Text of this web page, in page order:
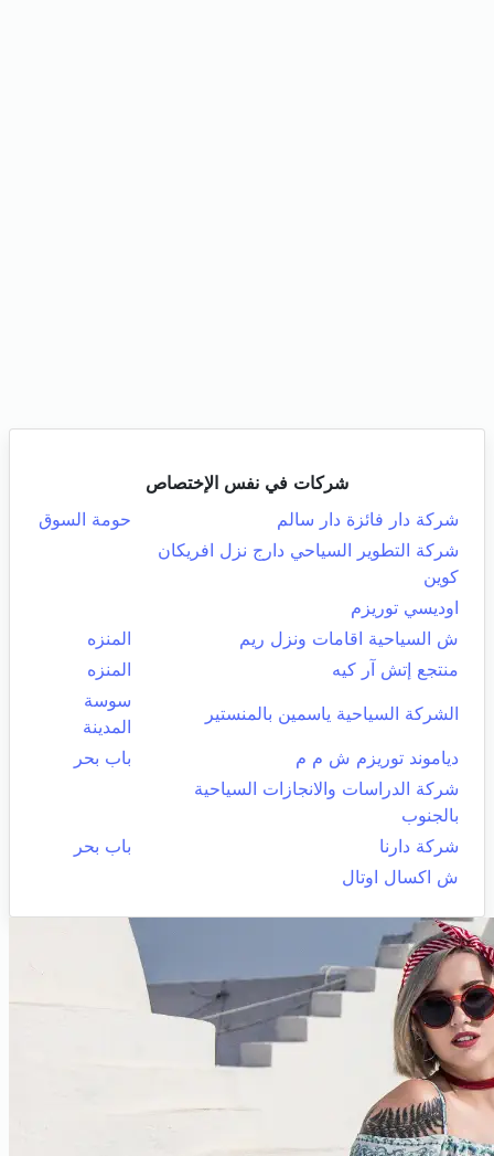
شركات في نفس الإختصاص
شركة دار فائزة دار سالم
حومة السوق
شركة التطوير السياحي دارج نزل افريكان
كوين
اوديسي توريزم
ش السياحية اقامات ونزل ريم
المنزه
منتجع إتش آر كيه
المنزه
الشركة السياحية ياسمين بالمنستير
سوسة
المدينة
دياموند توريزم ش م م
باب بحر
شركة الدراسات والانجازات السياحية
بالجنوب
شركة دارنا
باب بحر
ش اكسال اوتال